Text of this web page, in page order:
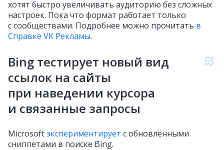
хотят быстро увеличивать аудиторию без сложных
настроек. Пока что формат работает только
с сообществами. Подробнее можно прочитать в
Справке VK Рекламы.
Bing тестирует новый вид
ссылок на сайты
при наведении курсора
и связанные запросы
Microsoftэкспериментирует с обновлёнными
сниппетами в поиске Bing.